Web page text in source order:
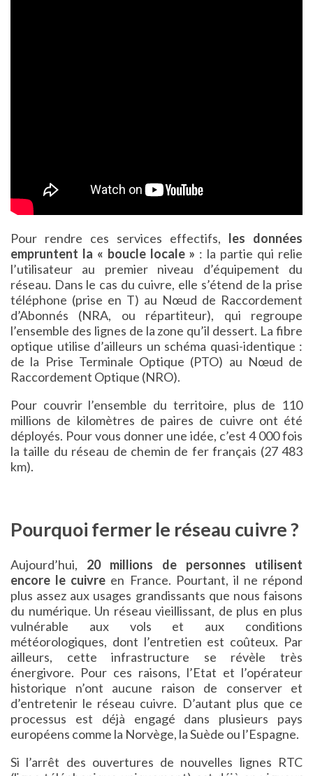
Pour rendre ces services effectifs, les données
empruntent la « boucle locale » : la partie qui relie
l’utilisateur au premier niveau d’équipement du
réseau. Dans le cas du cuivre, elle s’étend de la prise
téléphone (prise en T) au Nœud de Raccordement
d’Abonnés (NRA, ou répartiteur), qui regroupe
l’ensemble des lignes de la zone qu’il dessert. La fibre
optique utilise d’ailleurs un schéma quasi-identique :
de la Prise Terminale Optique (PTO) au Nœud de
Raccordement Optique (NRO).
Pour couvrir l’ensemble du territoire, plus de 110
millions de kilomètres de paires de cuivre ont été
déployés. Pour vous donner une idée, c’est 4 000 fois
la taille du réseau de chemin de fer français (27 483
km).
Pourquoi fermer le réseau cuivre ?
Aujourd’hui, 20 millions de personnes utilisent
encore le cuivre en France. Pourtant, il ne répond
plus assez aux usages grandissants que nous faisons
du numérique. Un réseau vieillissant, de plus en plus
vulnérable aux vols et aux conditions
météorologiques, dont l’entretien est coûteux. Par
ailleurs, cette infrastructure se révèle très
énergivore. Pour ces raisons, l’Etat et l’opérateur
historique n’ont aucune raison de conserver et
d’entretenir le réseau cuivre. D’autant plus que ce
processus est déjà engagé dans plusieurs pays
européens comme la Norvège, la Suède ou l’Espagne.
Si l’arrêt des ouvertures de nouvelles lignes RTC